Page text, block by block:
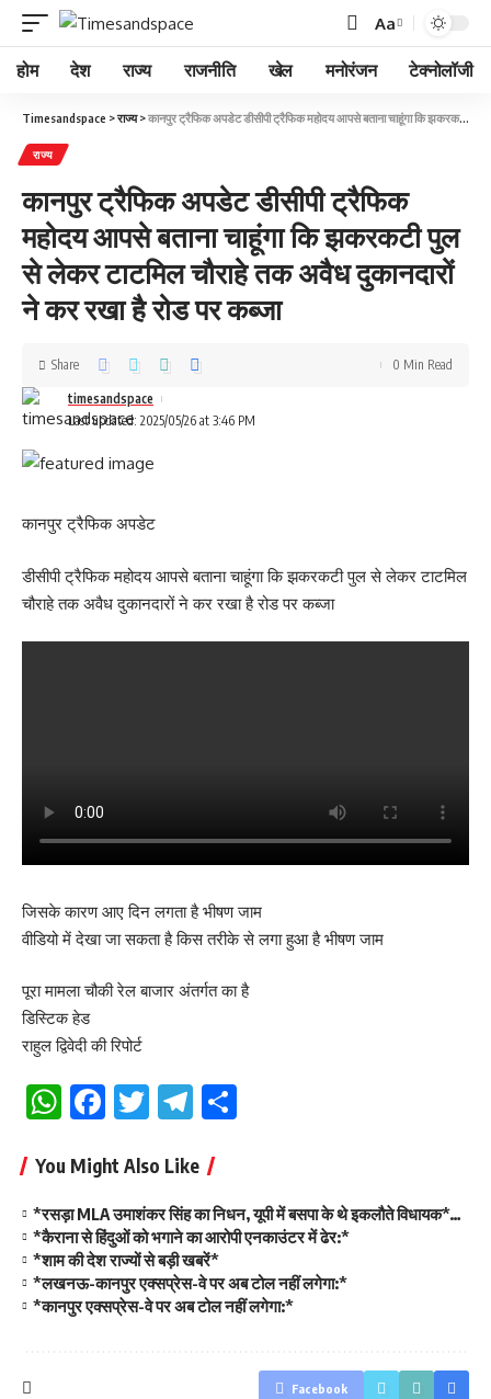
Aa
होम देश राज्य राजनीति खेल मनोरंजन टेक्नोलॉजी
Timesandspace >राज्य>कानपुर ट्रैफिक अपडेट डीसीपी ट्रैफिक महोदय आपसे बताना चाहूंगा कि झकरकटी पुल से लेकर टाटमिल चौराहे तक अवैध दुकानदारों ने कर रखा है रोड पर कब्जा
राज्य
कानपुर ट्रैफिक अपडेट डीसीपी ट्रैफिक
महोदय आपसे बताना चाहूंगा कि झकरकटी पुल
से लेकर टाटमिल चौराहे तक अवैध दुकानदारों
ने कर रखा है रोड पर कब्जा
Last updated: 2025/05/26 at 3:46 PM
timesandspace
Share 0 Min Read
कानपुर ट्रैफिक अपडेट
डीसीपी ट्रैफिक महोदय आपसे बताना चाहूंगा कि झकरकटी पुल से लेकर टाटमिल
चौराहे तक अवैध दुकानदारों ने कर रखा है रोड पर कब्जा
जिसके कारण आए दिन लगता है भीषण जाम
वीडियो में देखा जा सकता है किस तरीके से लगा हुआ है भीषण जाम
पूरा मामला चौकी रेल बाजार अंतर्गत का है
डिस्टिक हेड
राहुल द्विवेदी की रिपोर्ट
WhatsApp
Facebook
TwitterTelegram
You Might Also Like
*रसड़ा MLA उमाशंकर सिंह का निधन, यूपी में बसपा के थे इकलौते विधायक*…
*कैराना से हिंदुओं को भगाने का आरोपी एनकाउंटर में ढेर:*
*शाम की देश राज्यों से बड़ी खबरें*
*लखनऊ-कानपुर एक्सप्रेस-वे पर अब टोल नहीं लगेगा:*
*कानपुर एक्सप्रेस-वे पर अब टोल नहीं लगेगा:*
Facebook